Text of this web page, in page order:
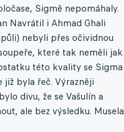
Sigmě nepomáhaly.
Navrátil i Ahmad Ghali
nebyli přes očividnou
které tak neměli jak
této kvality se Sigma
byla řeč. Výrazněji
divu, že se Vašulín a
ale bez výsledku. Musela